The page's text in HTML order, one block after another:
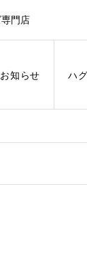
門店
お知らせ ハ